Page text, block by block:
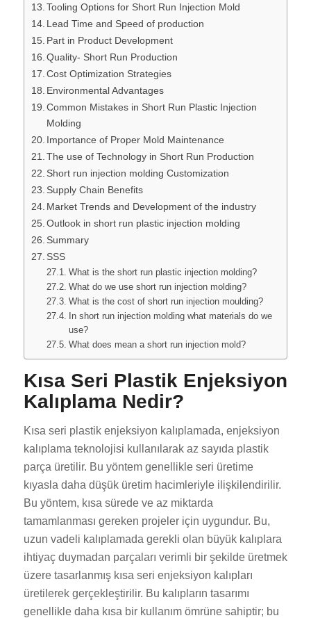
Tooling Options for Short Run Injection Mold
Lead Time and Speed of production
Part in Product Development
Quality- Short Run Production
Cost Optimization Strategies
Environmental Advantages
Common Mistakes in Short Run Plastic Injection
Molding
Importance of Proper Mold Maintenance
The use of Technology in Short Run Production
Short run injection molding Customization
Supply Chain Benefits
Market Trends and Development of the industry
Outlook in short run plastic injection molding
Summary
SSS
What is the short run plastic injection molding?
What do we use short run injection molding?
What is the cost of short run injection moulding?
In short run injection molding what materials do we
use?
What does mean a short run injection mold?
Kısa Seri Plastik Enjeksiyon
Kalıplama Nedir?
Kısa seri plastik enjeksiyon kalıplamada, enjeksiyon
kalıplama teknolojisi kullanılarak az sayıda plastik
parça üretilir. Bu yöntem genellikle seri üretime
kıyasla daha düşük üretim hacimleriyle ilişkilendirilir.
Bu yöntem, kısa sürede ve az miktarda
tamamlanması gereken projeler için uygundur. Bu,
uzun vadeli kalıplamada gerekli olan büyük kalıplara
ihtiyaç duymadan parçaları verimli bir şekilde üretmek
üzere tasarlanmış kısa seri enjeksiyon kalıpları
üretilerek gerçekleştirilir. Bu kalıpların tasarımı
genellikle daha kısa bir kullanım ömrüne sahiptir; bu